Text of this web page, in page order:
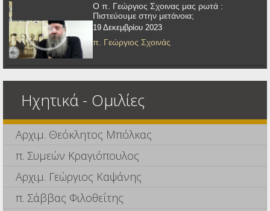
Ο π. Γεώργιος Σχοινας μας ρωτά :
Πιστεύουμε στην μετάνοια;
19 Δεκεμβρίου 2023
π. Γεώργιος Σχοινάς
Ηχητικά - Ομιλίες
Αρχιμ. Θεόκλητος Μπόλκας
π. Συμεών Κραγιόπουλος
Αρχιμ. Γεώργιος Καψάνης
π. Σάββας Φιλοθεΐτης